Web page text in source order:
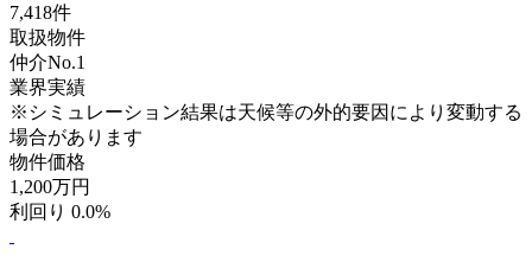
7,418件
取扱物件
仲介No.1
業界実績
※シミュレーション結果は天候等の外的要因により変動する
場合があります
物件価格
1,200万円
利回り 0.0%